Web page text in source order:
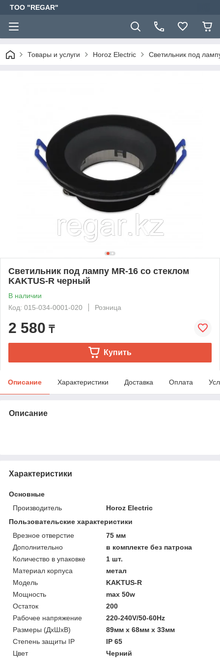
TOO "REGAR"
Товары и услуги Horoz Electric Светильник под
Светильник под лампу MR-16 со стеклом
KAKTUS-R черный
В наличии
Код: 015-034-0001-020
Розница
2 580 ₸
Купить
Описание Характеристики Доставка Оплата
Описание
Характеристики
Основные
Производитель
Horoz Electric
Пользовательские характеристики
Врезное отверстие
75 мм
Дополнительно
в комплекте без патрона
Количество в упаковке
1 шт.
Материал корпуса
метал
Модель
KAKTUS-R
Мощность
max 50w
Остаток
200
Рабочее напряжение
220-240V/50-60Hz
Размеры (ДхШхВ)
89мм х 68мм х 33мм
Степень защиты IP
IP 65
Цвет
Черний